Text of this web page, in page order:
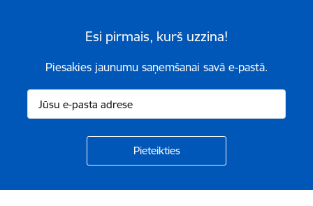
Esi pirmais, kurš uzzina!
Piesakies jaunumu saņemšanai savā e-pastā.